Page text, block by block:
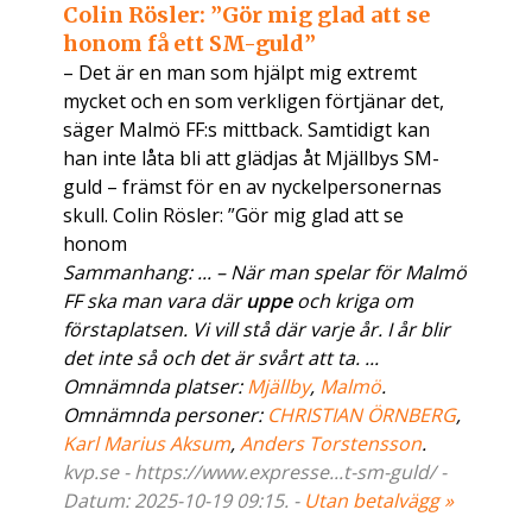
Colin Rösler: ”Gör mig glad att se
honom få ett SM-guld”
– Det är en man som hjälpt mig extremt
mycket och en som verkligen förtjänar det,
säger Malmö FF:s mittback. Samtidigt kan
han inte låta bli att glädjas åt Mjällbys SM-
guld – främst för en av nyckelpersonernas
skull. Colin Rösler: ”Gör mig glad att se
honom
Sammanhang: ... – När man spelar för Malmö
FF ska man vara däruppeoch kriga om
förstaplatsen. Vi vill stå där varje år. I år blir
det inte så och det är svårt att ta. ...
Omnämnda platser:Mjällby, Malmö.
Omnämnda personer: CHRISTIAN ÖRNBERG,
Karl Marius Aksum,Anders Torstensson.
kvp.se - https://www.expresse...t-sm-guld/ -
Datum: 2025-10-19 09:15. - Utan betalvägg »